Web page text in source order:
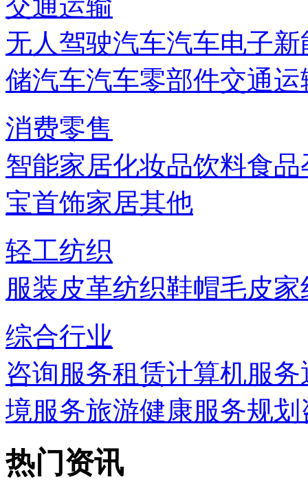
无人驾驶汽车汽车电子新
储汽车汽车零部件交通
消费零售
智能家居化妆品饮料食品
宝首饰家居其他
轻工纺织
服装皮革纺织鞋帽毛皮家
综合行业
咨询服务租赁计算机服务
境服务旅游健康服务规划
热门资讯